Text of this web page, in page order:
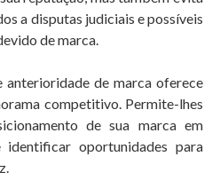
a disputas judiciais e possíveis
de marca.
anterioridade de marca oferece
competitivo. Permite-lhes
de sua marca em
identificar oportunidades para